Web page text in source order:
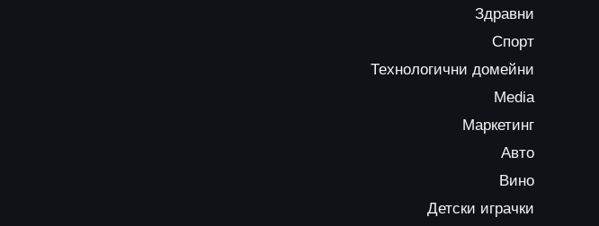
Здравни
Спорт
Технологични домейни
Media
Маркетинг
Авто
Вино
Детски играчки